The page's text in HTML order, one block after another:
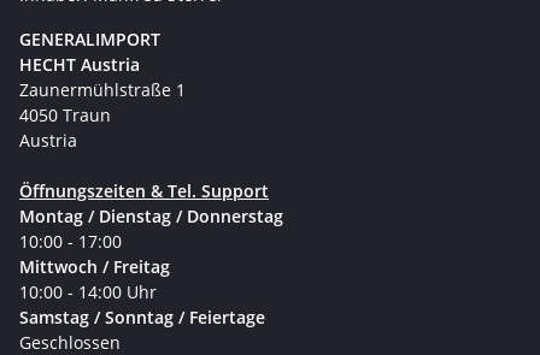
GENERALIMPORT
HECHT Austria
Zaunermühlstraße 1
4050 Traun
Austria
Öffnungszeiten & Tel. Support
Montag / Dienstag / Donnerstag
10:00 - 17:00
Mittwoch / Freitag
10:00 - 14:00 Uhr
Samstag / Sonntag / Feiertage
Geschlossen